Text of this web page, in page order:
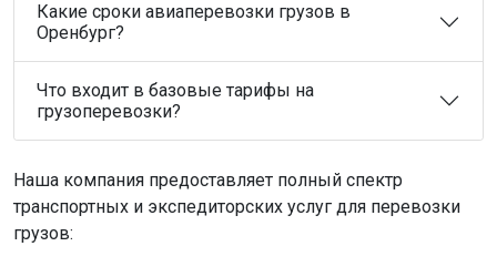
Какие сроки авиаперевозки грузов в
Оренбург?
Что входит в базовые тарифы на
грузоперевозки?
Наша компания предоставляет полный спектр
транспортных и экспедиторских услуг для перевозки
грузов: